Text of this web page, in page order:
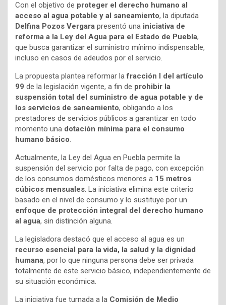
Con el objetivo de proteger el derecho humano al
acceso al agua potable y al saneamiento, la diputada
Delfina Pozos Vergara presentó una iniciativa de
reforma a la Ley del Agua para el Estado de Puebla,
que busca garantizar el suministro mínimo indispensable,
incluso en casos de adeudos por el servicio.
La propuesta plantea reformar lafracción I del artículo
99 de la legislación vigente, a fin de prohibir la
suspensión total del suministro de agua potable y de
los servicios de saneamiento, obligando a los
prestadores de servicios públicos a garantizar en todo
momento una dotación mínima para el consumo
humano básico.
Actualmente, la Ley del Agua en Puebla permite la
suspensión del servicio por falta de pago, con excepción
de los consumos domésticos menores a 15 metros
cúbicos mensuales. La iniciativa elimina este criterio
basado en el nivel de consumo y lo sustituye por un
enfoque de protección integral del derecho humano
al agua, sin distinción alguna.
La legisladora destacó que el acceso al agua es un
recurso esencial para la vida, la salud y la dignidad
humana, por lo que ninguna persona debe ser privada
totalmente de este servicio básico, independientemente de
su situación económica.
La iniciativa fue turnada a la Comisión de Medio